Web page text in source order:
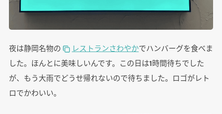
夜は静岡名物の レストランさわやかでハンバーグを食べま
した。ほんとに美味しいんです。この日は1時間待ちでした
が、もう大雨でどうせ帰れないので待ちました。ロゴがレト
ロでかわいい。